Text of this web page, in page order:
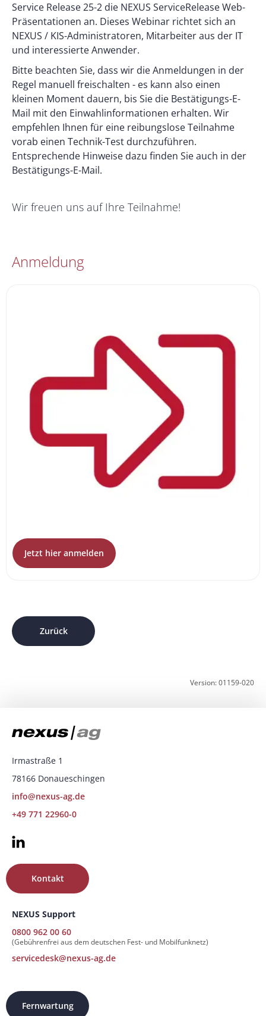
Service Release 25-2 die NEXUS ServiceRelease Web-
Präsentationen an. Dieses Webinar richtet sich an
NEXUS / KIS-Administratoren, Mitarbeiter aus der IT
und interessierte Anwender.
Bitte beachten Sie, dass wir die Anmeldungen in der
Regel manuell freischalten - es kann also einen
kleinen Moment dauern, bis Sie die Bestätigungs-E-
Mail mit den Einwahlinformationen erhalten. Wir
empfehlen Ihnen für eine reibungslose Teilnahme
vorab einen Technik-Test durchzuführen.
Entsprechende Hinweise dazu finden Sie auch in der
Bestätigungs-E-Mail.
Wir freuen uns auf Ihre Teilnahme!
Anmeldung
Jetzt hier anmelden
Zurück
Version: 01159-020
Irmastraße 1
78166 Donaueschingen
info@nexus-ag.de
+49 771 22960-0
NEXUS Support
0800 962 00 60
(Gebührenfrei aus dem deutschen Fest- und Mobilfunknetz)
servicedesk@nexus-ag.de
Kontakt
Fernwartung